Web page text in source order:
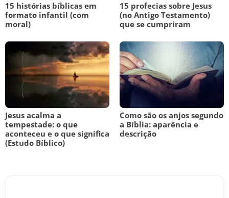
15 histórias bíblicas em
formato infantil (com
moral)
15 profecias sobre Jesus
(no Antigo Testamento)
que se cumpriram
Jesus acalma a
tempestade: o que
aconteceu e o que significa
(Estudo Bíblico)
Como são os anjos segundo
a Bíblia: aparência e
descrição